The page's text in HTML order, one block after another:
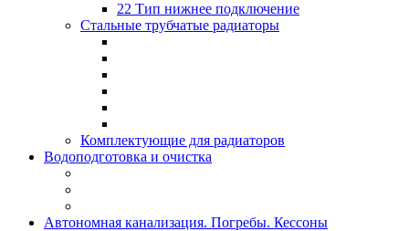
22 Тип нижнее подключение
Стальные трубчатые радиаторы
Комплектующие для радиаторов
Водоподготовка и очистка
Автономная канализация. Погребы. Кессоны